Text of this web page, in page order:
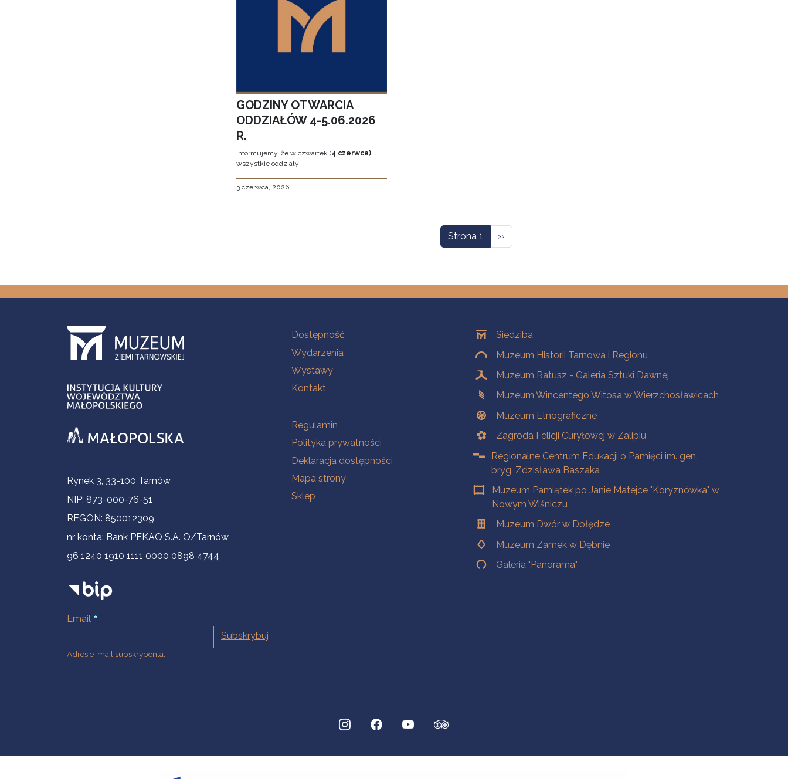
GODZINY OTWARCIA
ODDZIAŁÓW 4-5.06.2026
R.
Informujemy, że w czwartek (4 czerwca)
wszystkie oddziały
3 czerwca, 2026
Strona 1 Następna strona
››
Informacje kontaktowe
Rynek 3, 33-100 Tarnów
NIP: 873-000-76-51
REGON: 850012309
nr konta: Bank PEKAO S.A. O/Tarnów
96 1240 1910 1111 0000 0898 4744
Email
Adres e-mail subskrybenta.
Na skróty
Dostępność
Wydarzenia
Wystawy
Kontakt
Na skróty
Regulamin
Polityka prywatności
Deklaracja dostępności
Mapa strony
Sklep
OddziałySiedziba
Muzeum Historii Tarnowa i Regionu
Muzeum Ratusz - Galeria Sztuki Dawnej
Muzeum Wincentego Witosa w Wierzchosławicach
Muzeum Etnograficzne
Zagroda Felicji Curyłowej w Zalipiu
Regionalne Centrum Edukacji o Pamięci im. gen.
bryg. Zdzisława Baszaka
Muzeum Pamiątek po Janie Matejce "Koryznówka" w
Nowym Wiśniczu
Muzeum Dwór w Dołędze
Muzeum Zamek w Dębnie
Galeria "Panorama"